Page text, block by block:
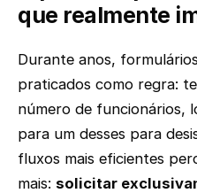
que realmente
Durante anos,
praticados como regra:
número de funcionários,
para um desses para
fluxos mais eficientes
mais: solicitar